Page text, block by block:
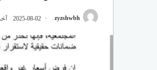
zyzshwbh
2025-08-02 آخر